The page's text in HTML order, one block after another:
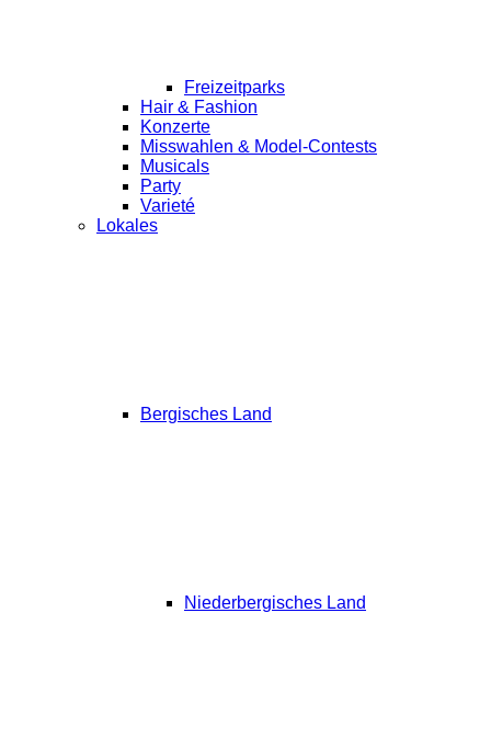
Freizeitparks
Hair & Fashion
Konzerte
Misswahlen & Model-Contests
Musicals
Party
Varieté
Lokales
Bergisches Land
Niederbergisches Land